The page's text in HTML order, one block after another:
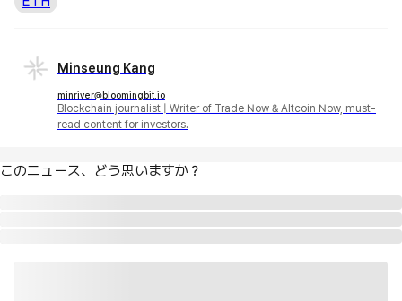
Minseung Kang
minriver@bloomingbit.io
Blockchain journalist | Writer of Trade Now & Altcoin Now, must-
read content for investors.
このニュース、どう思いますか？